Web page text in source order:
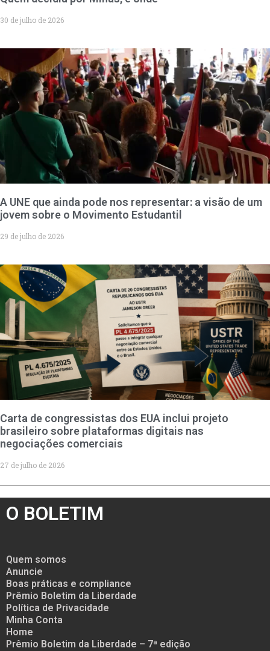
30 de julho de 2026
A UNE que ainda pode nos representar: a visão de um
jovem sobre o Movimento Estudantil
29 de julho de 2026
Carta de congressistas dos EUA inclui projeto
brasileiro sobre plataformas digitais nas
negociações comerciais
27 de julho de 2026
O BOLETIM
Quem somos
Anuncie
Boas práticas e compliance
Prêmio Boletim da Liberdade
Política de Privacidade
Minha Conta
Home
Prêmio Boletim da Liberdade – 7ª edição